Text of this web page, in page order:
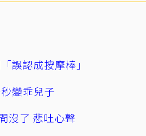
誤認成按摩棒」
變乖兒子
沒了 悲吐心聲